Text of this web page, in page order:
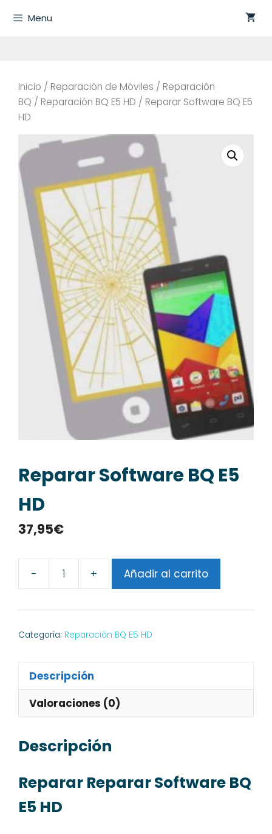
Menu
Inicio / Reparación de Móviles / Reparación
BQ / Reparación BQ E5 HD / Reparar Software BQ E5
HD
Reparar Software BQ E5
HD
37,95€
-
Reparar
BQ
E5
+ Añadir al carrito
Categoría: Reparación BQ E5 HD
Descripción
Valoraciones (0)
Descripción
Reparar Reparar Software BQ
E5 HD